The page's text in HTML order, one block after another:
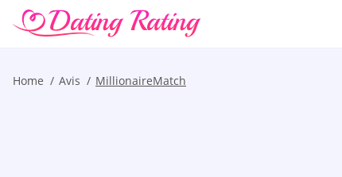
Home Avis MillionaireMatch